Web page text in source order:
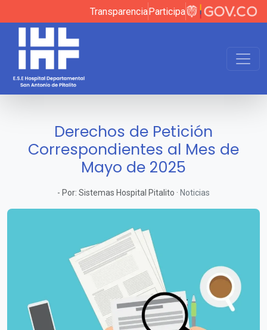
TransparenciaParticipa
Derechos de Petición
Correspondientes al Mes de
Mayo de 2025
- Por: Sistemas Hospital Pitalito · Noticias